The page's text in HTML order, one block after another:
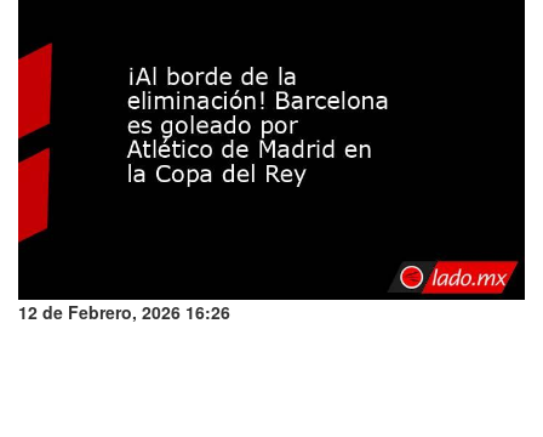
12 de Febrero, 2026 16:26